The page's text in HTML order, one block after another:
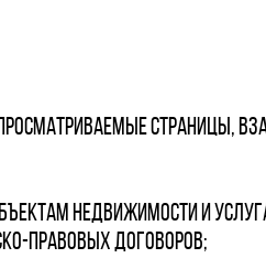
страницы,
недвижимости и
правовых договоров;